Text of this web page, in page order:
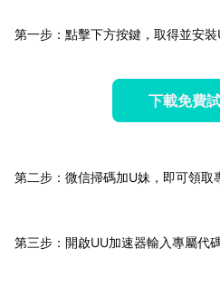
第一步：點擊下方按鍵，取得並安裝
下載免費
第二步：微信掃碼加U妹，即可領取
第三步：開啟UU加速器輸入專屬代